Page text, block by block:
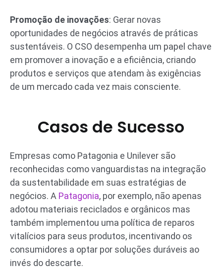
Promoção de inovações: Gerar novas
oportunidades de negócios através de práticas
sustentáveis. O CSO desempenha um papel chave
em promover a inovação e a eficiência, criando
produtos e serviços que atendam às exigências
de um mercado cada vez mais consciente.
Casos de Sucesso
Empresas como Patagonia e Unilever são
reconhecidas como vanguardistas na integração
da sustentabilidade em suas estratégias de
negócios. A Patagonia, por exemplo, não apenas
adotou materiais reciclados e orgânicos mas
também implementou uma política de reparos
vitalícios para seus produtos, incentivando os
consumidores a optar por soluções duráveis ao
invés do descarte.